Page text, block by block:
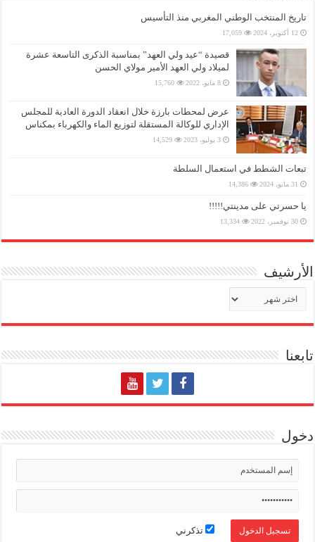
تاريخ المنتخب الوطني المغربي منذ التأسيس
12 أكتوبر، 2024 17,059
قصيدة “عيد ولي العهد” بمناسبة الذكرى التاسعة عشرة
لميلاد ولي العهد الأمير مولاي الحسن
8 مايو، 2022 15,760
عرض لمحطات بارزة خلال انعقاد الدورة العادية للمجلس
الإداري للوكالة المستقلة لتوزيع الماء والكهرباء بمكناس
3 يوليو، 2023 14,529
تبعات الشطط في استعمال السلطة
31 مايو، 2024 14,386
يا حسرتي على مدينتي!!!!!
30 نوفمبر، 2022 13,334
الأرشيف
تابعنا
دخول
تذكرني